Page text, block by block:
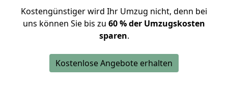
Kostengünstiger wird Ihr Umzug nicht, denn bei
uns können Sie bis zu 60 % der Umzugskosten
sparen.
Kostenlose Angebote erhalten